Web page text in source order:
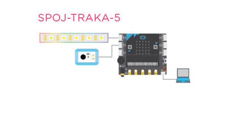
SPOJ-TRAKA-5